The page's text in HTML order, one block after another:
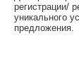
регистрации/
уникального
предложения.